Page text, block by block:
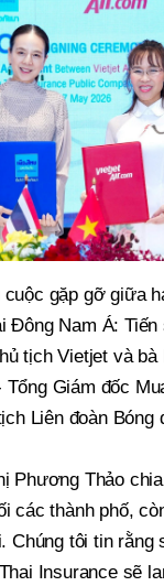
cuộc gặp gỡ giữa
Đông Nam Á: Tiến
tịch Vietjet và bà
Tổng Giám đốc
Liên đoàn Bóng
Phương Thảo
các thành phố,
Chúng tôi tin rằng
Insurance sẽ